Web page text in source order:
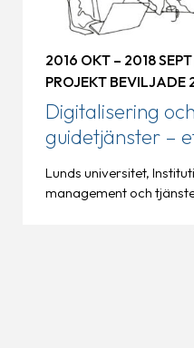
Digitalisering
guidetjänster –
2016 OKT – 2018
PROJEKT BEVILJADE
Lunds universitet,
management och